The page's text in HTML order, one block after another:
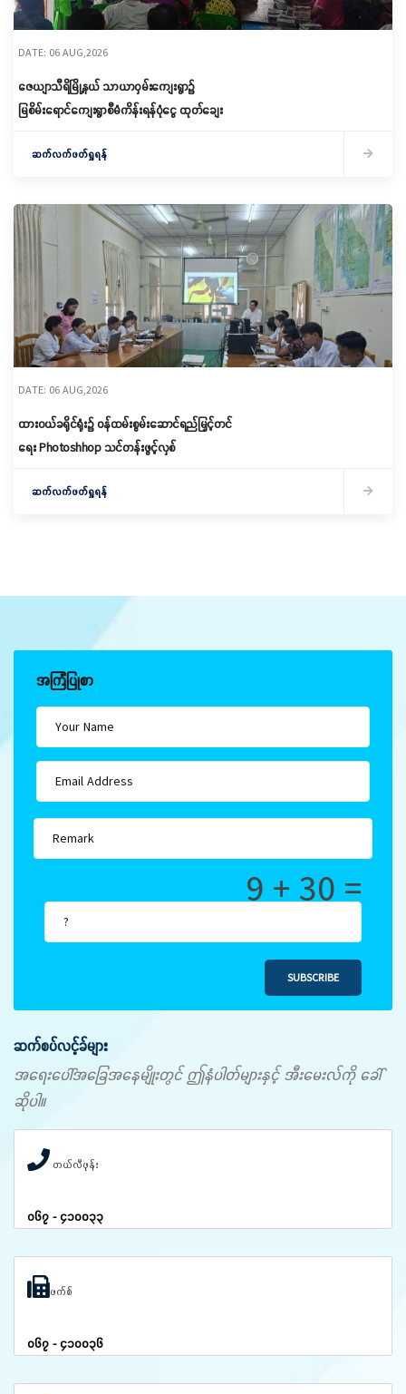
DATE: 06 AUG,2026
ဇေယျာသီရိမြို့နယ် သာယာဝှမ်းကျေးရွာ၌
မြစိမ်းရောင်ကျေးရွာစီမံကိန်းရန်ပုံငွေ ထုတ်ချေး
ဆက်လက်ဖတ်ရှုရန်
DATE: 06 AUG,2026
ထားဝယ်ခရိုင်ရုံး၌ ဝန်ထမ်းစွမ်းဆောင်ရည်မြှင့်တင်
ရေး Photoshhop သင်တန်းဖွင့်လှစ်
ဆက်လက်ဖတ်ရှုရန်
အကြံပြုစာ
9 + 30 =
SUBSCRIBE
ဆက်စပ်လင့်ခ်များ
အရေးပေါ်အခြေအနေမျိုးတွင် ဤနံပါတ်များနှင့် အီးမေးလ်ကို ခေါ်
ဆိုပါ။
တယ်လီဖုန်း
၀၆၇ - ၄၁၀၀၃၃
ဖက်စ်
၀၆၇ - ၄၁၀၀၃၆